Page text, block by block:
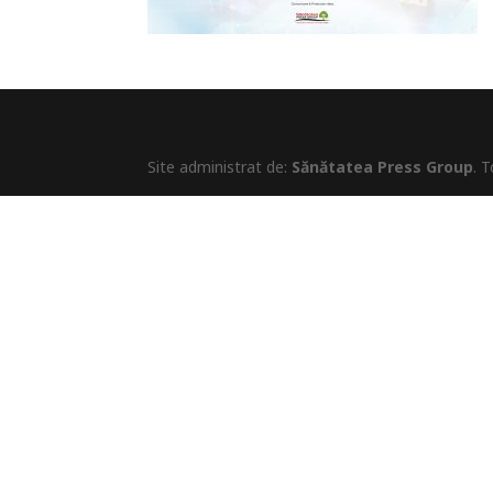
Site administrat de: Sănătatea Press Group.